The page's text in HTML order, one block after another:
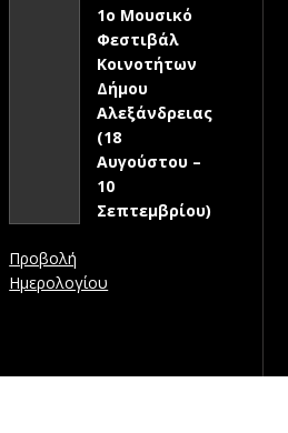
1ο Μουσικό
Φεστιβάλ
Κοινοτήτων
Δήμου
Αλεξάνδρειας
(18
Αυγούστου –
10
Σεπτεμβρίου)